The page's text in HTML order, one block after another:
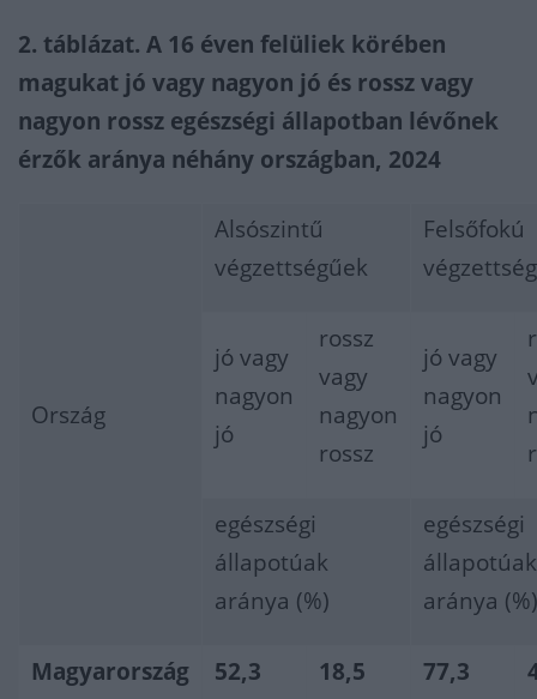
2. táblázat. A 16 éven felüliek körében
magukat jó vagy nagyon jó és rossz vagy
nagyon rossz egészségi állapotban lévőnek
érzők aránya néhány országban, 2024
Ország
Alsószintű
végzettségűek
Felsőfokú
jó vagy
nagyon
jó
rossz
vagy
nagyon
rossz
jó vagy
nagyon
jó
egészségi
állapotúak
aránya (%)
egészségi
állapotúak
aránya (%)
Magyarország 52,3 18,5 77,3